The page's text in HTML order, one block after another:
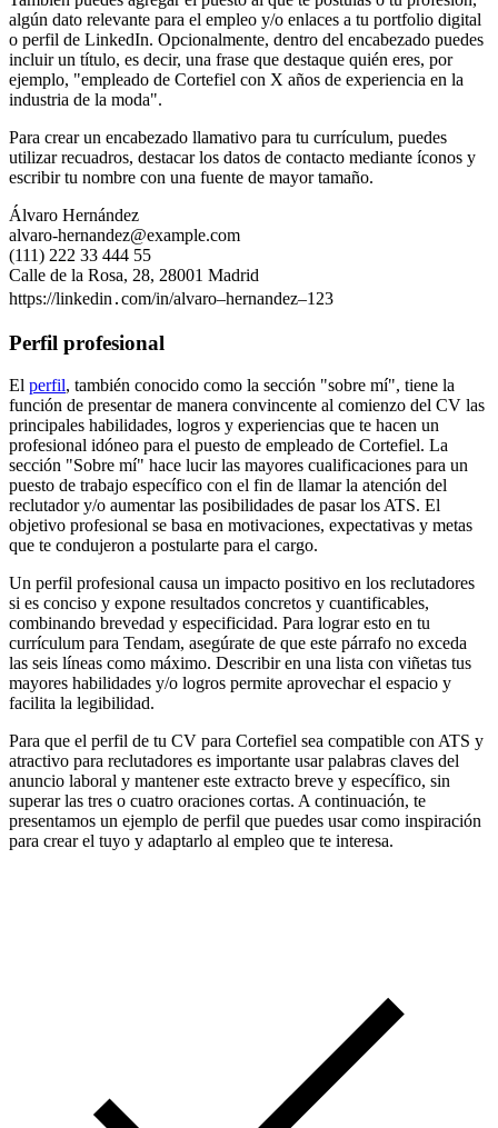
algún dato relevante para el empleo y/o enlaces a tu portfolio digital
o perfil de LinkedIn. Opcionalmente, dentro del encabezado puedes
incluir un título, es decir, una frase que destaque quién eres, por
ejemplo, "empleado de Cortefiel con X años de experiencia en la
industria de la moda".
Para crear un encabezado llamativo para tu currículum, puedes
utilizar recuadros, destacar los datos de contacto mediante íconos y
escribir tu nombre con una fuente de mayor tamaño.
Álvaro Hernández
alvaro-hernandez@example.com
(111) 222 33 444 55
Calle de la Rosa, 28, 28001 Madrid
https://linkedin․com/in/alvaro–hernandez–123
Perfil profesional
El perfil, también conocido como la sección "sobre mí", tiene la
función de presentar de manera convincente al comienzo del CV las
principales habilidades, logros y experiencias que te hacen un
profesional idóneo para el puesto de empleado de Cortefiel. La
sección "Sobre mí" hace lucir las mayores cualificaciones para un
puesto de trabajo específico con el fin de llamar la atención del
reclutador y/o aumentar las posibilidades de pasar los ATS. El
objetivo profesional se basa en motivaciones, expectativas y metas
que te condujeron a postularte para el cargo.
Un perfil profesional causa un impacto positivo en los reclutadores
si es conciso y expone resultados concretos y cuantificables,
combinando brevedad y especificidad. Para lograr esto en tu
currículum para Tendam, asegúrate de que este párrafo no exceda
las seis líneas como máximo. Describir en una lista con viñetas tus
mayores habilidades y/o logros permite aprovechar el espacio y
facilita la legibilidad.
Para que el perfil de tu CV para Cortefiel sea compatible con ATS y
atractivo para reclutadores es importante usar palabras claves del
anuncio laboral y mantener este extracto breve y específico, sin
superar las tres o cuatro oraciones cortas. A continuación, te
presentamos un ejemplo de perfil que puedes usar como inspiración
para crear el tuyo y adaptarlo al empleo que te interesa.